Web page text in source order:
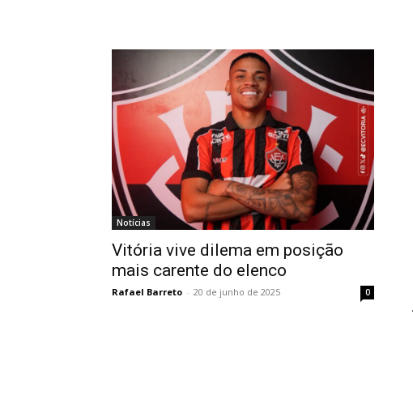
Notícias
Vitória vive dilema em posição
mais carente do elenco
Rafael Barreto - 20 de junho de 2025 0